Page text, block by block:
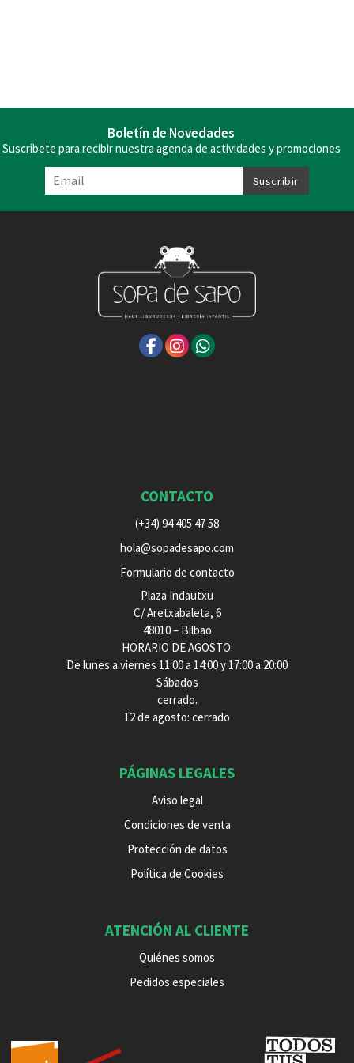
Boletín de Novedades
Suscríbete para recibir nuestra agenda de actividades y promociones
CONTACTO
(+34) 94 405 47 58
hola@sopadesapo.com
Formulario de contacto
Plaza Indautxu
C/ Aretxabaleta, 6
48010 – Bilbao
HORARIO DE AGOSTO:
De lunes a viernes 11:00 a 14:00 y 17:00 a 20:00
Sábados
cerrado.
12 de agosto: cerrado
PÁGINAS LEGALES
Aviso legal
Condiciones de venta
Protección de datos
Política de Cookies
ATENCIÓN AL CLIENTE
Quiénes somos
Pedidos especiales